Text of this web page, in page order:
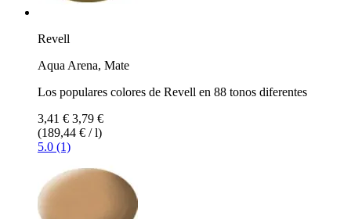
Revell
Aqua Arena, Mate
Los populares colores de Revell en 88 tonos diferentes
3,41 € 3,79 €
(189,44 € / l)
5.0 (1)